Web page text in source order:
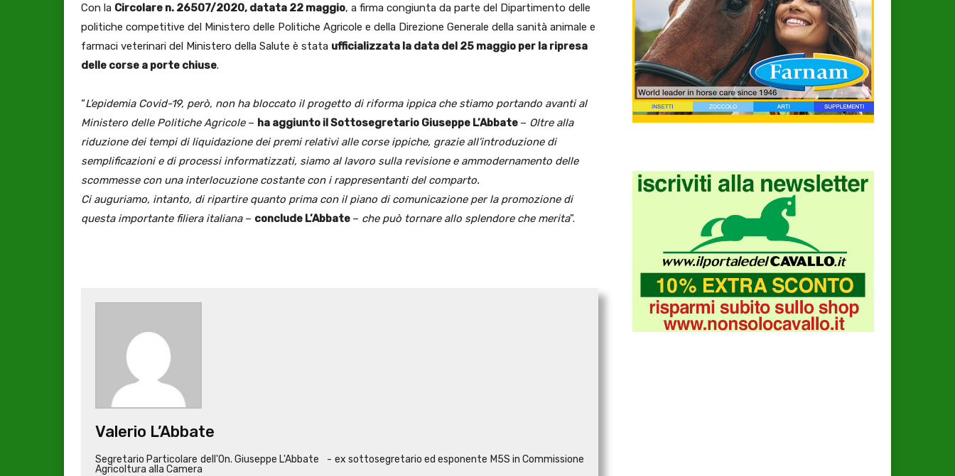
Con la Circolare n. 26507/2020, datata 22 maggio, a firma congiunta da parte del Dipartimento delle
politiche competitive del Ministero delle Politiche Agricole e della Direzione Generale della sanità animale e
farmaci veterinari del Ministero della Salute è stata ufficializzata la data del 25 maggio per la ripresa
delle corse a porte chiuse.
“L’epidemia Covid-19, però, non ha bloccato il progetto di riforma ippica che stiamo portando avanti al
Ministero delle Politiche Agricole – ha aggiunto il Sottosegretario Giuseppe L’Abbate – Oltre alla
riduzione dei tempi di liquidazione dei premi relativi alle corse ippiche, grazie all’introduzione di
semplificazioni e di processi informatizzati, siamo al lavoro sulla revisione e ammodernamento delle
scommesse con una interlocuzione costante con i rappresentanti del comparto.
Ci auguriamo, intanto, di ripartire quanto prima con il piano di comunicazione per la promozione di
questa importante filiera italiana – conclude L’Abbate – che può tornare allo splendore che merita”.
Valerio L’Abbate
Segretario Particolare dell'On. Giuseppe L'Abbate - ex sottosegretario ed esponente M5S in Commissione
Agricoltura alla Camera